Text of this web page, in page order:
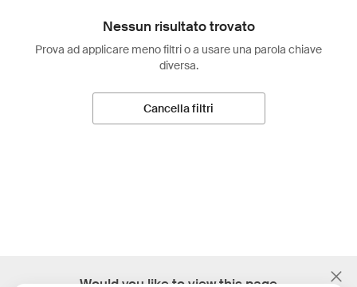
Nessun risultato trovato
Prova ad applicare meno filtri o a usare una parola chiave
diversa.
Cancella filtri